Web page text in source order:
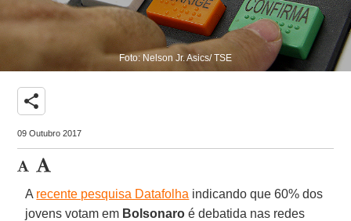
Foto: Nelson Jr. Asics/ TSE
share
09 Outubro 2017
A recente pesquisa Datafolha indicando que 60% dos
jovens votam em Bolsonaro é debatida nas redes